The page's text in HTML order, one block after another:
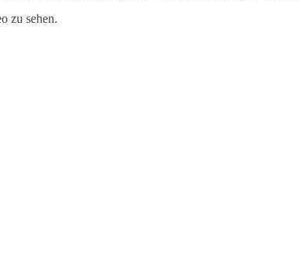
zu sehen.